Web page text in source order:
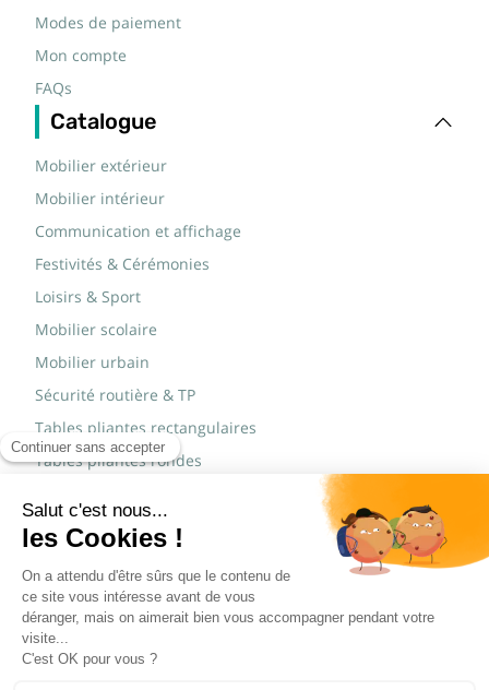
Modes de paiement
Mon compte
FAQs
Catalogue
Mobilier extérieur
Mobilier intérieur
Communication et affichage
Festivités & Cérémonies
Loisirs & Sport
Mobilier scolaire
Mobilier urbain
Sécurité routière & TP
Tables pliantes rectangulaires
Tables pliantes rondes
Marques
JAD Groupe
Procity®